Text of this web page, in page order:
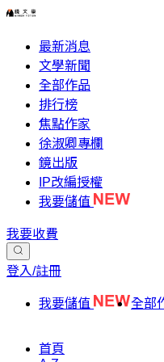
最新消息
文學新聞
全部作品
排行榜
焦點作家
徐淑卿專欄
鏡出版
IP改編授權
我要儲值
我要收費
登入/註冊
我要儲值 全部
首頁